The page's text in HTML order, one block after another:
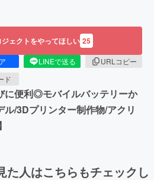
ェクトをやってほしい 25
LINEで送る
URLコピー
ド
に便利◎モバイルバッテリーか
/3Dプリンター制作物/アクリ
た人はこちらもチェックし